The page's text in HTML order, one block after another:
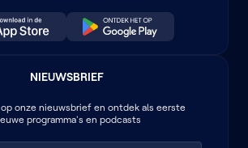
NIEUWSBRIEF
onze nieuwsbrief en ontdek als eerste
programma's en podcasts